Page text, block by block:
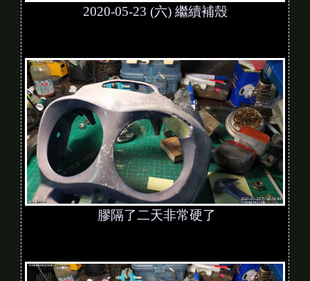
2020-05-23 (六) 繼續補殼
膠隔了二天非常硬了